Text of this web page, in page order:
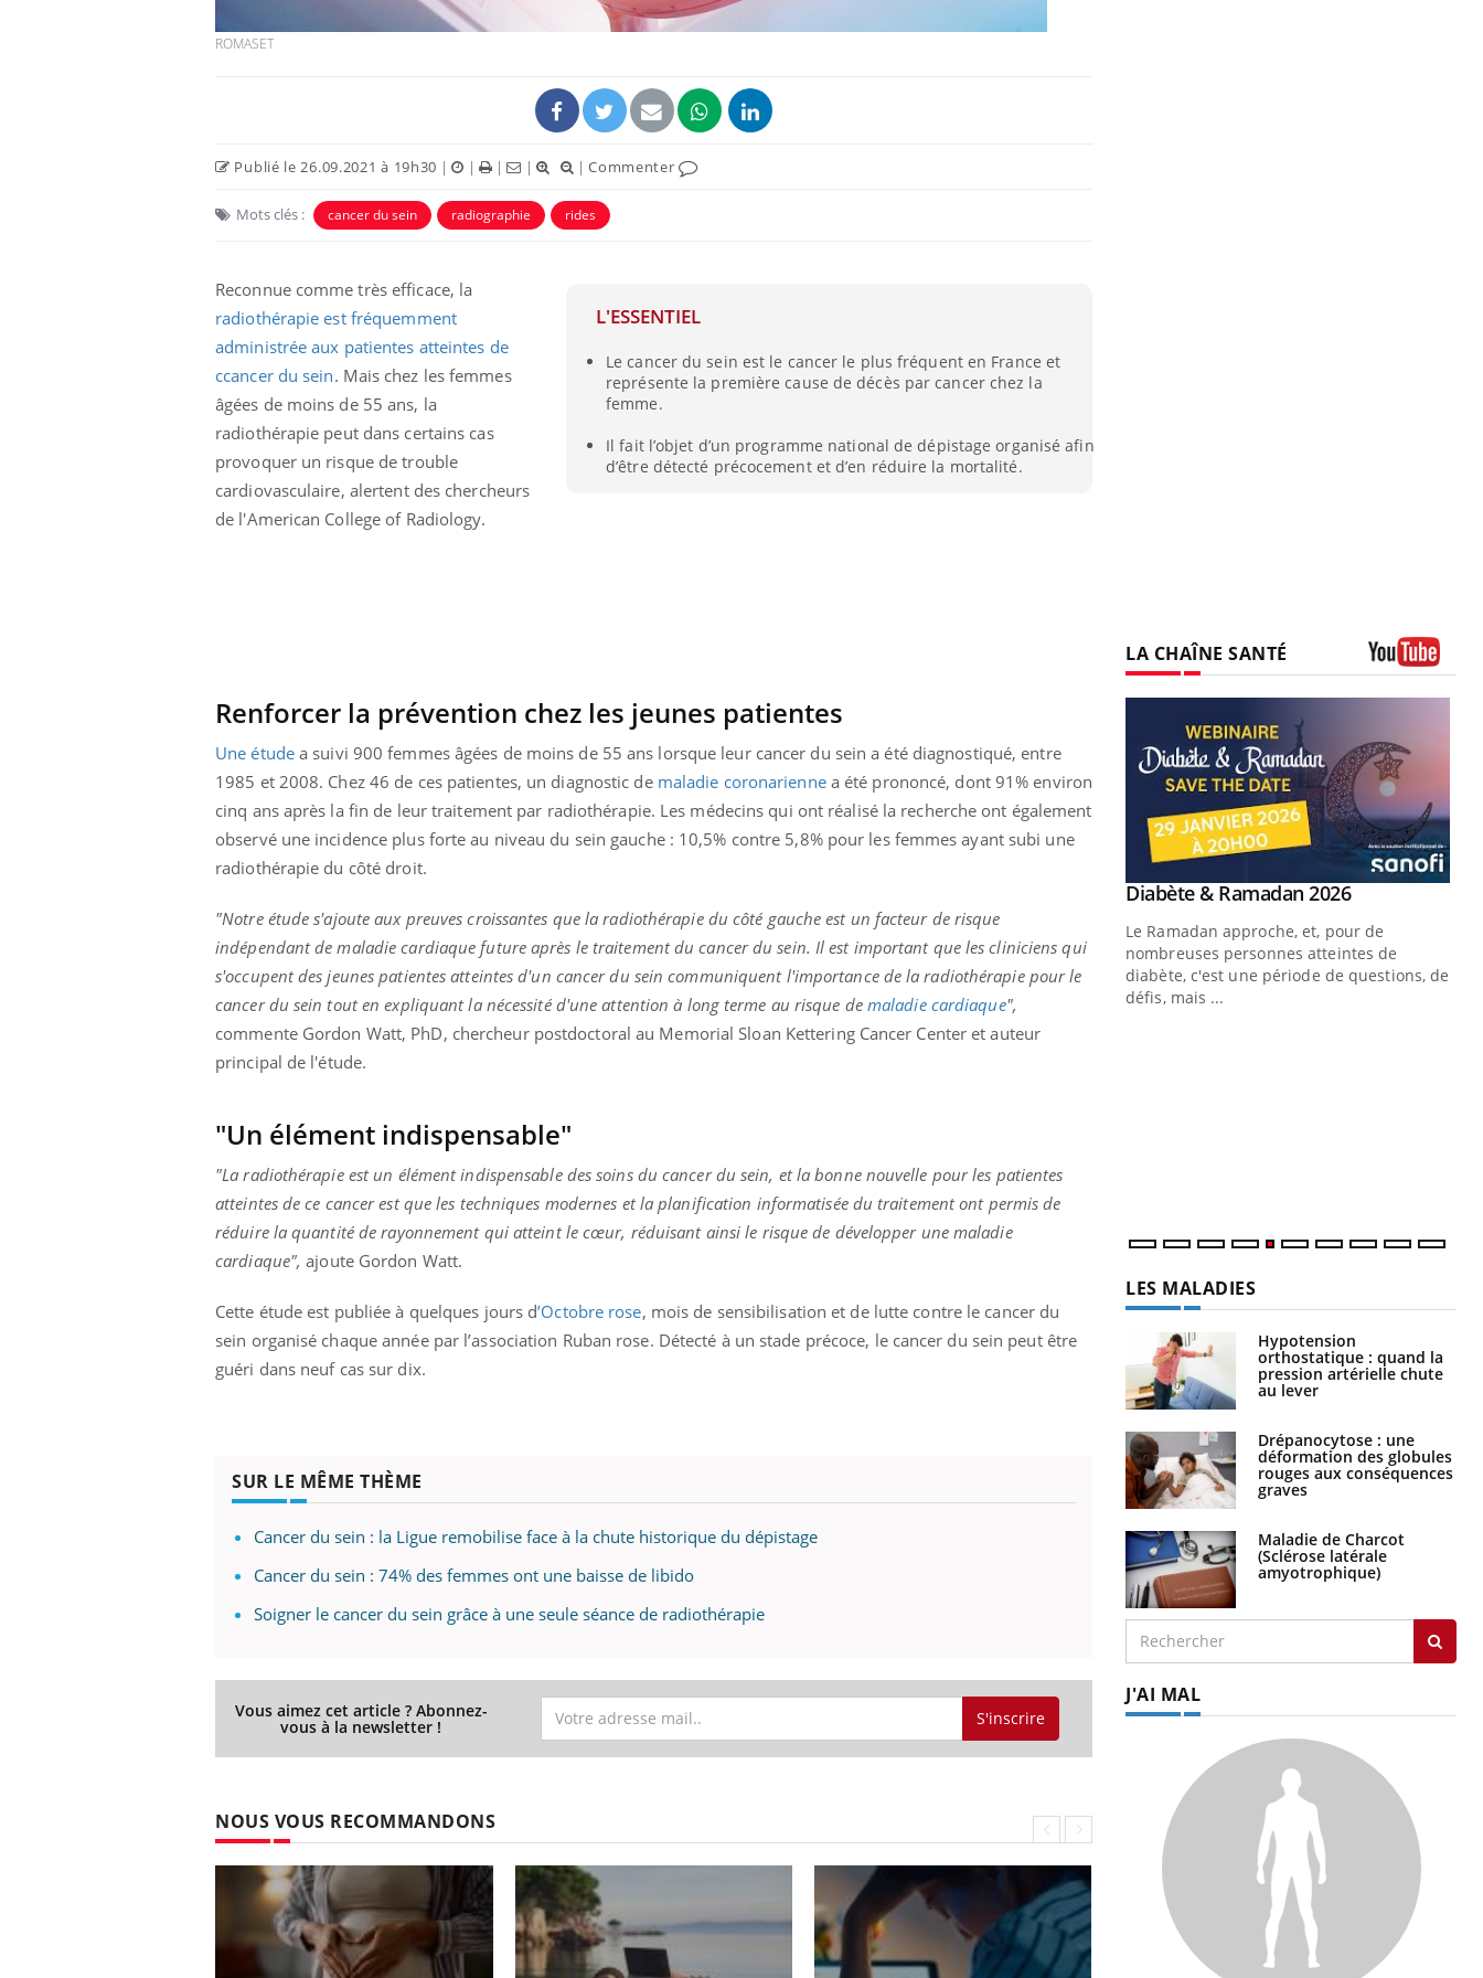
ROMASET
Publié le 26.09.2021 à 19h30 | | | | |Commenter
Mots clés : cancer du sein radiographie rides
L'ESSENTIEL
Le cancer du sein est le cancer le plus fréquent en France et
représente la première cause de décès par cancer chez la
femme.
Il fait l’objet d’un programme national de dépistage organisé afin
d’être détecté précocement et d’en réduire la mortalité.
Reconnue comme très efficace, la
radiothérapie est fréquemment
administrée aux patientes atteintes de
ccancer du sein. Mais chez les femmes
âgées de moins de 55 ans, la
radiothérapie peut dans certains cas
provoquer un risque de trouble
cardiovasculaire, alertent des chercheurs
de l'American College of Radiology.
Renforcer la prévention chez les jeunes patientes
Une étudea suivi 900 femmes âgées de moins de 55 ans lorsque leur cancer du sein a été diagnostiqué, entre
1985 et 2008. Chez 46 de ces patientes, un diagnostic de maladie coronariennea été prononcé, dont 91% environ
cinq ans après la fin de leur traitement par radiothérapie. Les médecins qui ont réalisé la recherche ont également
observé une incidence plus forte au niveau du sein gauche : 10,5% contre 5,8% pour les femmes ayant subi une
radiothérapie du côté droit.
"Notre étude s'ajoute aux preuves croissantes que la radiothérapie du côté gauche est un facteur de risque
indépendant de maladie cardiaque future après le traitement du cancer du sein. Il est important que les cliniciens qui
s'occupent des jeunes patientes atteintes d'un cancer du sein communiquent l'importance de la radiothérapie pour le
cancer du sein tout en expliquant la nécessité d'une attention à long terme au risque de maladie cardiaque",
commente Gordon Watt, PhD, chercheur postdoctoral au Memorial Sloan Kettering Cancer Center et auteur
principal de l'étude.
"Un élément indispensable"
"La radiothérapie est un élément indispensable des soins du cancer du sein, et la bonne nouvelle pour les patientes
atteintes de ce cancer est que les techniques modernes et la planification informatisée du traitement ont permis de
réduire la quantité de rayonnement qui atteint le cœur, réduisant ainsi le risque de développer une maladie
cardiaque", ajoute Gordon Watt.
Cette étude est publiée à quelques jours d’Octobre rose, mois de sensibilisation et de lutte contre le cancer du
sein organisé chaque année par l’association Ruban rose. Détecté à un stade précoce, le cancer du sein peut être
guéri dans neuf cas sur dix.
SUR LE MÊME THÈME
Cancer du sein : la Ligue remobilise face à la chute historique du dépistage
Cancer du sein : 74% des femmes ont une baisse de libido
Soigner le cancer du sein grâce à une seule séance de radiothérapie
Vous aimez cet article ? Abonnez-
vous à la newsletter ! S'inscrire
NOUS VOUS RECOMMANDONS
LA CHAÎNE SANTÉ
Youtube
Fatigue, irritabilité, brouillard mental ou
même alopécie… Les symptômes de la
carence en fer sont multiples ce qui la rend
osait en parler??Youtube
En 2026, l'insuline dans le diabète de type 2
reste entourée d'idées reçues chez les
patients comme parfois chez les soignants.
préparer pour l’été !Youtube
L'été arrive… et avec lui, un tout nouveau
rythme de vie ! Vacances, plage, piscine,
soleil, activités en plein air… Nos mains
sont ...
Youtube
Diabète & Ramadan 2026Youtube
Le Ramadan approche, et, pour de
nombreuses personnes atteintes de
diabète, c'est une période de questions, de
défis, mais ...
LES MALADIES
Hypotension
orthostatique : quand la
pression artérielle chute
au lever
Drépanocytose : une
déformation des globules
rouges aux conséquences
graves
Maladie de Charcot
(Sclérose latérale
amyotrophique)
J'AI MAL